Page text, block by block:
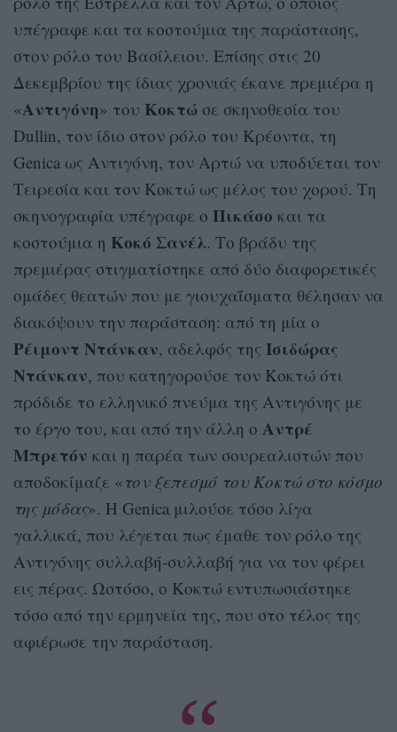
υπέγραφε και τα κοστούμια της παράστασης,
στον ρόλο του Βασίλειου. Επίσης στις 20
Δεκεμβρίου της ίδιας χρονιάς έκανε πρεμιέρα η
«Αντιγόνη» του Κοκτώ σε σκηνοθεσία του
Dullin, τον ίδιο στον ρόλο του Κρέοντα, τη
Genica ως Αντιγόνη, τον Αρτώ να υποδύεται τον
Τειρεσία και τον Κοκτώ ως μέλος του χορού. Τη
σκηνογραφία υπέγραφε ο Πικάσο και τα
κοστούμια η Κοκό Σανέλ. Το βράδυ της
πρεμιέρας στιγματίστηκε από δύο διαφορετικές
ομάδες θεατών που με γιουχαΐσματα θέλησαν να
διακόψουν την παράσταση: από τη μία ο
Ρέιμοντ Ντάνκαν, αδελφός της Ισιδώρας
Ντάνκαν, που κατηγορούσε τον Κοκτώ ότι
πρόδιδε το ελληνικό πνεύμα της Αντιγόνης με
το έργο του, και από την άλλη ο Αντρέ
Μπρετόν και η παρέα των σουρεαλιστών που
αποδοκίμαζε «τον ξεπεσμό του Κοκτώ στο κόσμο
της μόδας». Η Genica μιλούσε τόσο λίγα
γαλλικά, που λέγεται πως έμαθε τον ρόλο της
Αντιγόνης συλλαβή-συλλαβή για να τον φέρει
εις πέρας. Ωστόσο, ο Κοκτώ εντυπωσιάστηκε
τόσο από την ερμηνεία της, που στο τέλος της
αφιέρωσε την παράσταση.